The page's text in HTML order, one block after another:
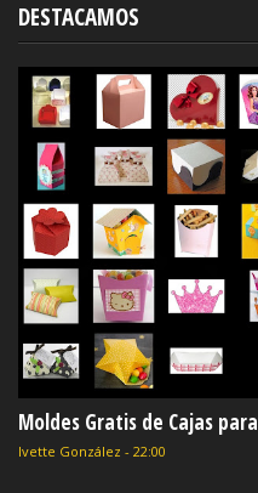
DESTACAMOS
Moldes Gratis de Cajas
Ivette González - 22:00